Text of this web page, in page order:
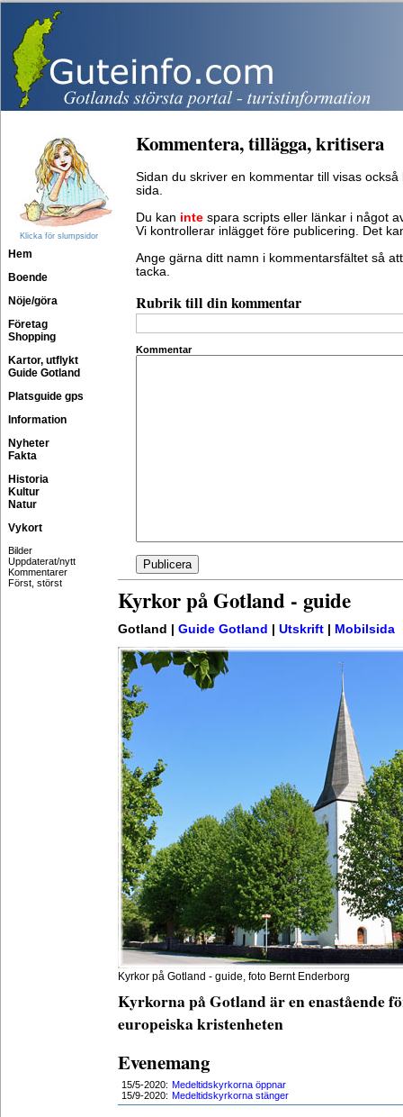
Klicka för slumpsidor
Hem
Boende
Nöje/göra
Företag
Shopping
Kartor, utflykt
Guide Gotland
Platsguide gps
Information
Nyheter
Fakta
Historia
Kultur
Natur
Vykort
Bilder
Uppdaterat/nytt
Kommentarer
Först, störst
Kommentera, tillägga, kritisera
Sidan du skriver en kommentar till visas
sida.
Du kan inte spara scripts eller länkar i något
Vi kontrollerar inlägget före publicering. Det
Ange gärna ditt namn i kommentarsfältet så
tacka.
Rubrik till din kommentar
Kommentar
Kyrkor på Gotland - guide
Gotland | Guide Gotland Utskrift Mobilsida
Kyrkor på Gotland - guide, foto Bernt Enderborg
Kyrkorna på Gotland är en enastående
europeiska kristenheten
Evenemang
15/5-2020: Medeltidskyrkorna öppnar
15/9-2020: Medeltidskyrkorna stänger